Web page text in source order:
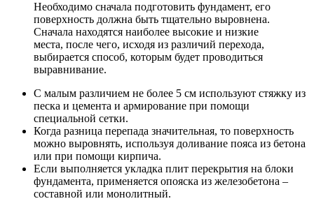
Необходимо сначала подготовить фундамент, его
поверхность должна быть тщательно выровнена.
Сначала находятся наиболее высокие и низкие
места, после чего, исходя из различий перехода,
выбирается способ, которым будет проводиться
выравнивание.
С малым различием не более 5 см используют стяжку из
песка и цемента и армирование при помощи
специальной сетки.
Когда разница перепада значительная, то поверхность
можно выровнять, используя доливание пояса из бетона
или при помощи кирпича.
Если выполняется укладка плит перекрытия на блоки
фундамента, применяется опояска из железобетона –
составной или монолитный.